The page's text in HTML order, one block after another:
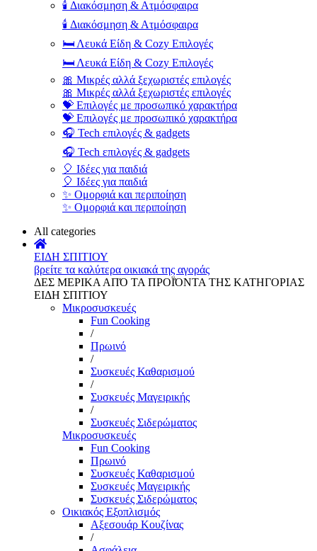
🕯️ Διακόσμηση & Ατμόσφαιρα
🕯️ Διακόσμηση & Ατμόσφαιρα
🛏️ Λευκά Είδη & Cozy Επιλογές
🛏️ Λευκά Είδη & Cozy Επιλογές
🎀 Μικρές αλλά ξεχωριστές επιλογές
🎀 Μικρές αλλά ξεχωριστές επιλογές
💝 Επιλογές με προσωπικό χαρακτήρα
💝 Επιλογές με προσωπικό χαρακτήρα
🎧 Tech επιλογές & gadgets
🎧 Tech επιλογές & gadgets
🎈 Ιδέες για παιδιά
🎈 Ιδέες για παιδιά
✨ Ομορφιά και περιποίηση
✨ Ομορφιά και περιποίηση
All categories
ΕΙΔΗ ΣΠΙΤΙΟΥ
βρείτε τα καλύτερα οικιακά της αγοράς
ΔΕΣ ΜΕΡΙΚΑ ΑΠΌ ΤΑ ΠΡΟΪΌΝΤΑ ΤΗΣ ΚΑΤΗΓΟΡΙΑΣ
ΕΙΔΗ ΣΠΙΤΙΟΥ
Μικροσυσκευές
Fun Cooking
/
Πρωινό
/
Συσκευές Καθαρισμού
/
Συσκευές Μαγειρικής
/
Συσκευές Σιδερώματος
Μικροσυσκευές
Fun Cooking
Πρωινό
Συσκευές Καθαρισμού
Συσκευές Μαγειρικής
Συσκευές Σιδερώματος
Οικιακός Εξοπλισμός
Αξεσουάρ Κουζίνας
/